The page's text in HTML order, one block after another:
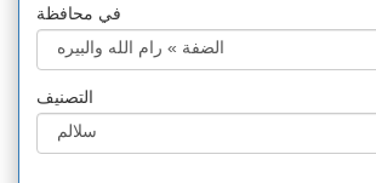
في محافظة
التصنيف